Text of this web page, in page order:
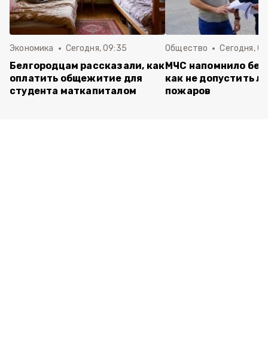
Экономика Сегодня, 09:35
Белгородцам рассказали, как
оплатить общежитие для
студента маткапиталом
Общество Сегодня,
МЧС напомнило
как не допустить
пожаров